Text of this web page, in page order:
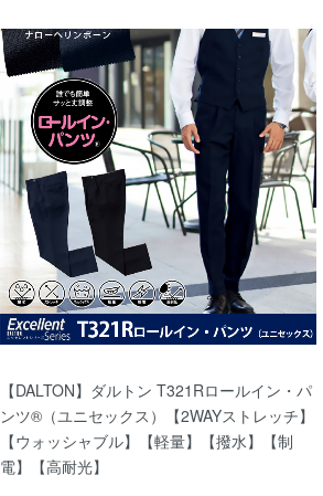
【DALTON】ダルトン T321Rロールイン・パ
ンツ®（ユニセックス）【2WAYストレッチ】
【ウォッシャブル】【軽量】【撥水】【制
電】【高耐光】